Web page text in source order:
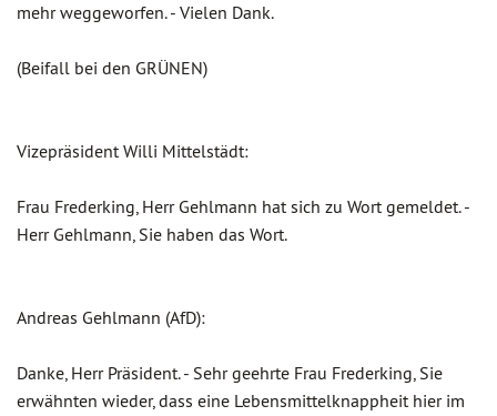
mehr weggeworfen. - Vielen Dank.
(Beifall bei den GRÜNEN)
Vizepräsident Willi Mittelstädt:
Frau Frederking, Herr Gehlmann hat sich zu Wort gemeldet. -
Herr Gehlmann, Sie haben das Wort.
Andreas Gehlmann (AfD):
Danke, Herr Präsident. - Sehr geehrte Frau Frederking, Sie
erwähnten wieder, dass eine Lebensmittelknappheit hier im